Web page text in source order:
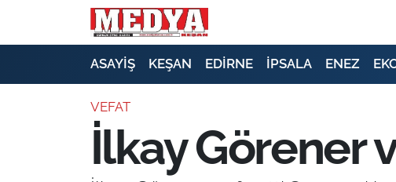
ASAYİŞ KEŞAN EDİRNE İPSALA ENEZ
VEFAT
İlkay Görener
E-GAZETE